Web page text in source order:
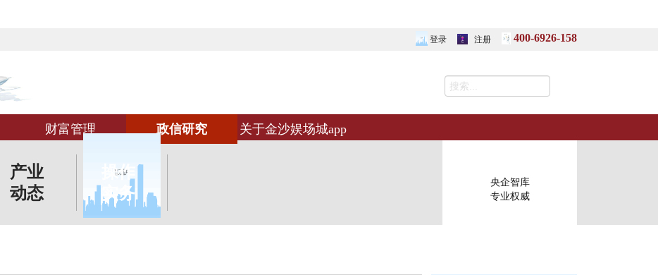
登录 注册 400-6926-158
财富管理 政信研究 关于金沙娱场城app
产业
动态
操作
实务
央企智库
专业权威